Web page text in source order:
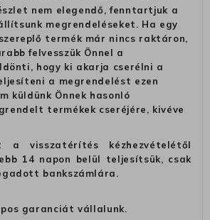
nem elegendő, fenntartjuk a
megrendeléseket. Ha egy
termék már nincs raktáron,
felvesszük Önnel a
hogy ki akarja cserélni a
a megrendelést ezen
küldünk Önnek hasonló
termékek cseréjére, kivéve
a visszatérítés kézhezvételétől
14 napon belül teljesítsük, csak
bankszámlára.
garanciát vállalunk.